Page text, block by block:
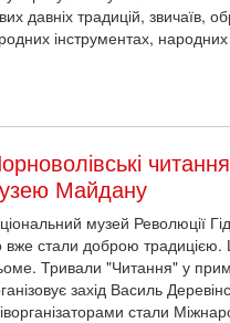
Майдану
музей Революції
вже стали доброю традицією.
Тривали "Читання" у
захід Василь
стали
національної пам’яті,